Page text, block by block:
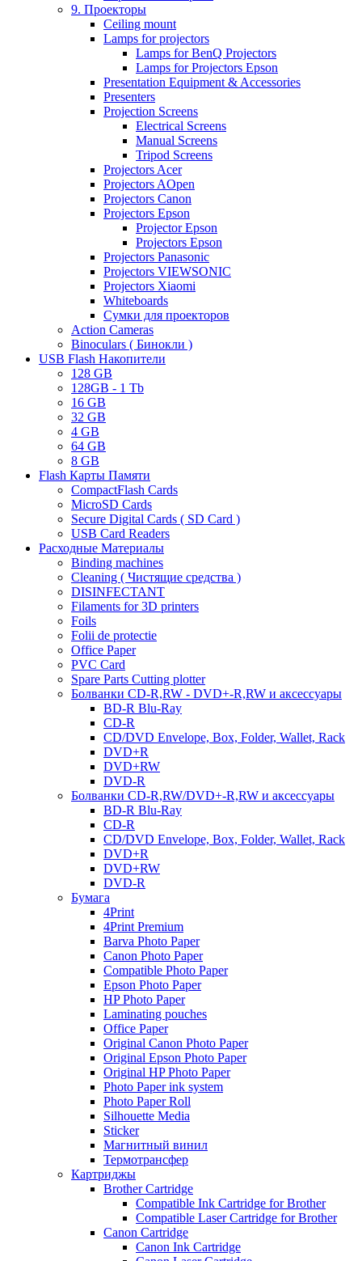
9. Проекторы
Ceiling mount
Lamps for projectors
Lamps for BenQ Projectors
Lamps for Projectors Epson
Presentation Equipment & Accessories
Presenters
Projection Screens
Electrical Screens
Manual Screens
Tripod Screens
Projectors Acer
Projectors AOpen
Projectors Canon
Projectors Epson
Projector Epson
Projectors Epson
Projectors Panasonic
Projectors VIEWSONIC
Projectors Xiaomi
Whiteboards
Сумки для проекторов
Action Cameras
Binoculars ( Бинокли )
USB Flash Накопители
128 GB
128GB - 1 Tb
16 GB
32 GB
4 GB
64 GB
8 GB
Flash Карты Памяти
CompactFlash Cards
MicroSD Cards
Secure Digital Cards ( SD Card )
USB Card Readers
Расходные Материалы
Binding machines
Cleaning ( Чистящие средства )
DISINFECTANT
Filaments for 3D printers
Foils
Folii de protectie
Office Paper
PVC Card
Spare Parts Cutting plotter
Болванки CD-R,RW - DVD+-R,RW и аксессуары
BD-R Blu-Ray
CD-R
CD/DVD Envelope, Box, Folder, Wallet, Rack
DVD+R
DVD+RW
DVD-R
Болванки CD-R,RW/DVD+-R,RW и аксессуары
BD-R Blu-Ray
CD-R
CD/DVD Envelope, Box, Folder, Wallet, Rack
DVD+R
DVD+RW
DVD-R
Бумага
4Print
4Print Premium
Barva Photo Paper
Canon Photo Paper
Compatible Photo Paper
Epson Photo Paper
HP Photo Paper
Laminating pouches
Office Paper
Original Canon Photo Paper
Original Epson Photo Paper
Original HP Photo Paper
Photo Paper ink system
Photo Paper Roll
Silhouette Media
Sticker
Магнитный винил
Термотрансфер
Картриджы
Brother Cartridge
Compatible Ink Cartridge for Brother
Compatible Laser Cartridge for Brother
Canon Cartridge
Canon Ink Cartridge